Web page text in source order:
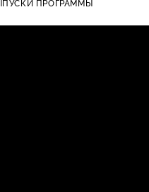
ПРОГРАММЫ